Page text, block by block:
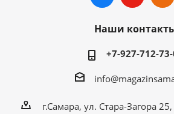
Наши
+7-927-712-
г.Самара, ул. Стара-Загора